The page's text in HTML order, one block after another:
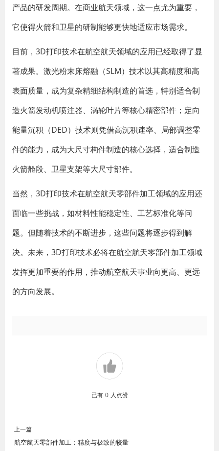
产品的研发周期。在商业航天领域，这一点尤为重要，
它使得火箭和卫星的研制能够更快地适应市场需求。
目前，3D打印技术在航空航天领域的应用已经取得了显
著成果。激光粉末床熔融（SLM）技术以其高精度和高
表面质量，成为复杂精细结构制造的首选，特别适合制
造火箭发动机喷注器、涡轮叶片等核心精密部件；定向
能量沉积（DED）技术则凭借高沉积速率、局部调整零
件的能力，成为大尺寸构件制造的核心选择，适合制造
火箭舱段、卫星支架等大尺寸部件。
当然，3D打印技术在航空航天零部件加工领域的应用还
面临一些挑战，如材料性能稳定性、工艺标准化等问
题。但随着技术的不断进步，这些问题将逐步得到解
决。未来，3D打印技术必将在航空航天零部件加工领域
发挥更加重要的作用，推动航空航天事业向更高、更远
的方向发展。
已有 0 人点赞
上一篇
航空航天零部件加工：精度与极致的较量